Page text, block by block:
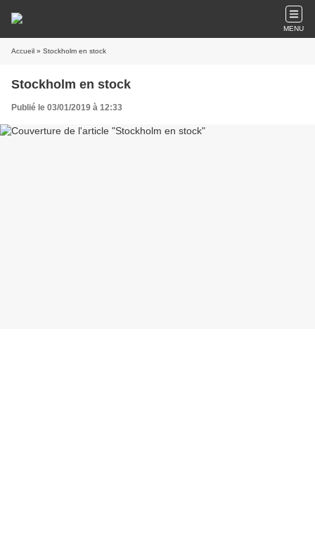
MENU
Accueil » Stockholm en stock
Stockholm en stock
Publié le 03/01/2019 à 12:33